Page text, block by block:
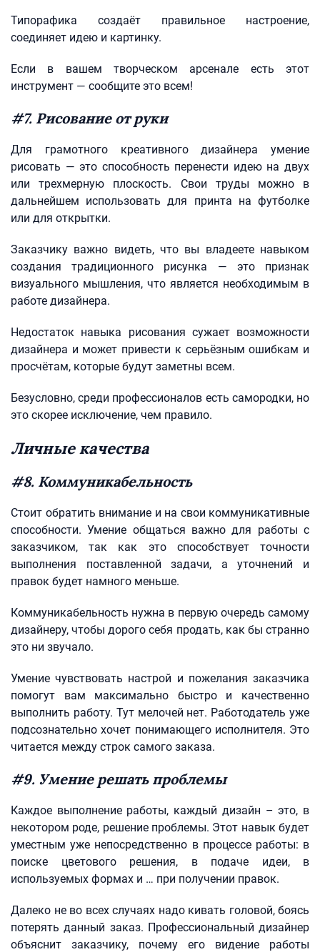
Типорафика создаёт правильное настроение,
соединяет идею и картинку.
Если в вашем творческом арсенале есть этот
инструмент — сообщите это всем!
#7. Рисование от руки
Для грамотного креативного дизайнера умение
рисовать — это способность перенести идею на двух
или трехмерную плоскость. Свои труды можно в
дальнейшем использовать для принта на футболке
или для открытки.
Заказчику важно видеть, что вы владеете навыком
создания традиционного рисунка — это признак
визуального мышления, что является необходимым в
работе дизайнера.
Недостаток навыка рисования сужает возможности
дизайнера и может привести к серьёзным ошибкам и
просчётам, которые будут заметны всем.
Безусловно, среди профессионалов есть самородки, но
это скорее исключение, чем правило.
Личные качества
#8. Коммуникабельность
Стоит обратить внимание и на свои коммуникативные
способности. Умение общаться важно для работы с
заказчиком, так как это способствует точности
выполнения поставленной задачи, а уточнений и
правок будет намного меньше.
Коммуникабельность нужна в первую очередь самому
дизайнеру, чтобы дорого себя продать, как бы странно
это ни звучало.
Умение чувствовать настрой и пожелания заказчика
помогут вам максимально быстро и качественно
выполнить работу. Тут мелочей нет. Работодатель уже
подсознательно хочет понимающего исполнителя. Это
читается между строк самого заказа.
#9. Умение решать проблемы
Каждое выполнение работы, каждый дизайн – это, в
некотором роде, решение проблемы. Этот навык будет
уместным уже непосредственно в процессе работы: в
поиске цветового решения, в подаче идеи, в
используемых формах и … при получении правок.
Далеко не во всех случаях надо кивать головой, боясь
потерять данный заказ. Профессиональный дизайнер
объяснит заказчику, почему его видение работы